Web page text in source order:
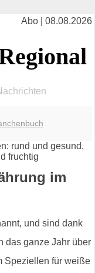
Abo | 08.08.2026
im
und sind dank
das ganze Jahr über
Speziellen für weiße